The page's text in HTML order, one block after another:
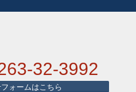
32-3992
ォームはこちら